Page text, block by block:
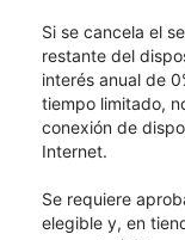
Si se cancela el
restante del
interés anual de
tiempo limitado,
conexión de
Internet.
Se requiere
elegible y, en